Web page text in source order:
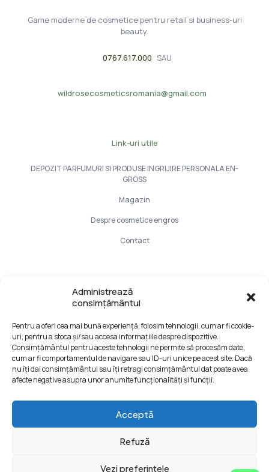
Administrează
consimțământul
Pentru a oferi cea mai bună experiență, folosim tehnologii, cum ar fi cookie-
uri, pentru a stoca și/sau accesa informațiile despre dispozitive.
Consimțământul pentru aceste tehnologii ne permite să procesăm date,
cum ar fi comportamentul de navigare sau ID-uri unice pe acest site. Dacă
nu îți dai consimțământul sau îți retragi consimțământul dat poate avea
afecte negative asupra unor anumite funcționalități și funcții.
Acceptă
Refuză
Vezi preferințele
Game moderne de cosmetice pentru retail si business-uri
beauty.
0767.617.000 SAU
wildrosecosmeticsromania@gmail.com
Link-uri utile
DEPOZIT PARFUMURI SI PRODUSE INGRIJIRE PERSONALA EN-
GROSS
Magazin
Despre cosmetice engros
Contact
LIVRARE SI PLATA
CONFIDENTIALITATE DATELOR
TERMENI SI CONDITII
Formular retur